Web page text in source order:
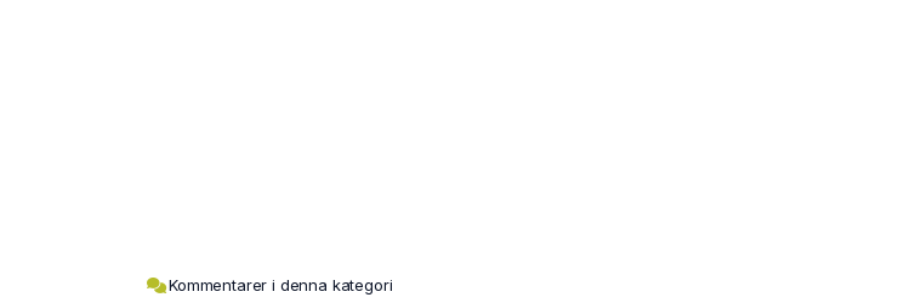
Kommentarer i denna kategori